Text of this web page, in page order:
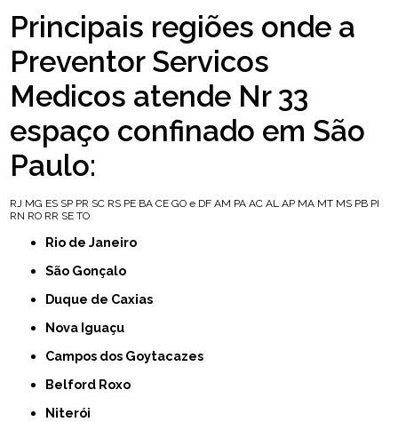
Principais regiões onde a
Preventor Servicos
Medicos atende Nr 33
espaço confinado em São
Paulo:
RJ MG ES SP PR SC RS PE BA CE GO e DF AM PA AC AL AP MA MT MS PB PI
RN RO RR SE TO
Rio de Janeiro
São Gonçalo
Duque de Caxias
Nova Iguaçu
Campos dos Goytacazes
Belford Roxo
Niterói